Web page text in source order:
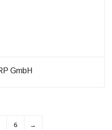
GmbH
6 →